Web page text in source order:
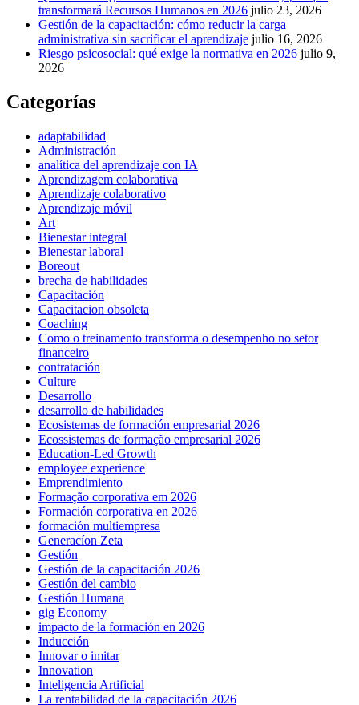
transformará Recursos Humanos en 2026 julio 23, 2026
Gestión de la capacitación: cómo reducir la carga
administrativa sin sacrificar el aprendizaje julio 16, 2026
Riesgo psicosocial: qué exige la normativa en 2026 julio 9,
2026
Categorías
adaptabilidad
Administración
analítica del aprendizaje con IA
Aprendizagem colaborativa
Aprendizaje colaborativo
Aprendizaje móvil
Art
Bienestar integral
Bienestar laboral
Boreout
brecha de habilidades
Capacitación
Capacitacion obsoleta
Coaching
Como o treinamento transforma o desempenho no setor
financeiro
contratación
Culture
Desarrollo
desarrollo de habilidades
Ecosistemas de formación empresarial 2026
Ecossistemas de formação empresarial 2026
Education-Led Growth
employee experience
Emprendimiento
Formação corporativa em 2026
Formación corporativa en 2026
formación multiempresa
Generacíon Zeta
Gestión
Gestión de la capacitación 2026
Gestión del cambio
Gestión Humana
gig Economy
impacto de la formación en 2026
Inducción
Innovar o imitar
Innovation
Inteligencia Artificial
La rentabilidad de la capacitación 2026